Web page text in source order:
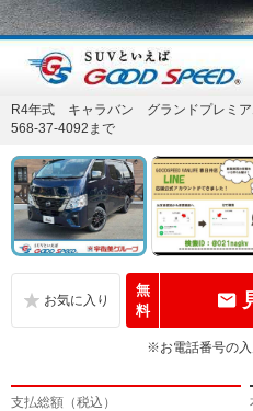
R4年式 キャラバン グランドプレミア
568-37-4092まで
無
料
※お電話番号の入
支払総額（税込）